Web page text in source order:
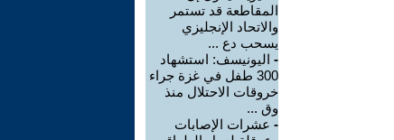
المقاطعة قد تستمر
والاتحاد الإنجليزي
يسحب دع ...
- اليونيسف: استشهاد
300 طفل في غزة جراء
خروقات الاحتلال منذ
وق ...
- عشرات الإصابات